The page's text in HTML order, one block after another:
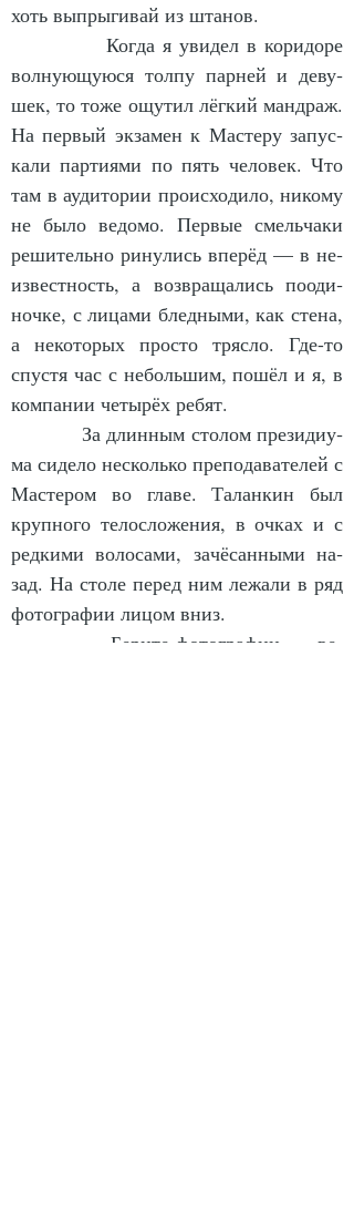
хоть вы­пры­ги­вай из шта­нов.
вол­ну­ю­щу­ю­ся тол­пу пар­ней и де­ву­
шек, то то­же ощу­тил лёг­кий ман­драж.
На пер­вый эк­за­мен к Мас­те­ру за­пус­
ка­ли пар­ти­я­ми по пять че­ло­век. Что
там в ауди­то­рии про­ис­хо­ди­ло, ни­ко­му
не бы­ло ве­до­мо. Пер­вые смель­ча­ки
ре­ши­тель­но ри­ну­лись впе­рёд — в не­
из­вест­ность, а воз­вра­ща­лись по­оди­
ноч­ке, с ли­ца­ми блед­ны­ми, как сте­на,
а не­ко­то­рых прос­то тряс­ло. Где-то
спус­тя час с не­боль­шим, по­шёл и я, в
ком­па­нии че­ты­рёх ре­бят.
ма си­де­ло не­сколь­ко пре­по­да­ва­те­лей с
Мас­те­ром во гла­ве. Та­лан­кин был
круп­но­го те­лос­ло­же­ния, в оч­ках и с
ред­ки­ми во­ло­са­ми, за­чё­сан­ны­ми на­
зад. На сто­ле пе­ред ним ле­жа­ли в ряд
фо­то­гра­фии ли­цом вниз.